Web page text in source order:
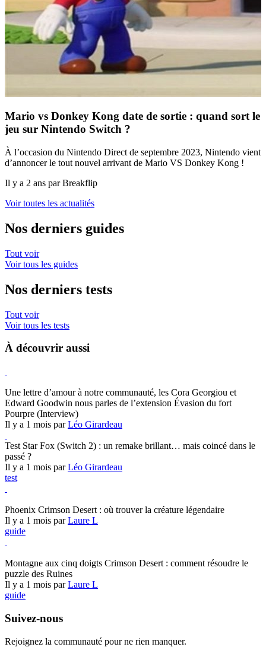
Mario vs Donkey Kong date de sortie : quand sort le
jeu sur Nintendo Switch ?
À l’occasion du Nintendo Direct de septembre 2023, Nintendo vient
d’annoncer le tout nouvel arrivant de Mario VS Donkey Kong !
Il y a 2 ans par Breakflip
Voir toutes les actualités
Nos derniers guides
Tout voir
Voir tous les guides
Nos derniers tests
Tout voir
Voir tous les tests
À découvrir aussi
Une lettre d’amour à notre communauté, les Cora Georgiou et
Edward Goodwin nous parles de l’extension Évasion du fort
Pourpre (Interview)
Il y a 1 mois parLéo Girardeau
Test Star Fox (Switch 2) : un remake brillant… mais coincé dans le
passé ?
Il y a 1 mois parLéo Girardeau
test
Phoenix Crimson Desert : où trouver la créature légendaire
Il y a 1 mois parLaure L
guide
Montagne aux cinq doigts Crimson Desert : comment résoudre le
puzzle des Ruines
Il y a 1 mois parLaure L
guide
Suivez-nous
Rejoignez la communauté pour ne rien manquer.